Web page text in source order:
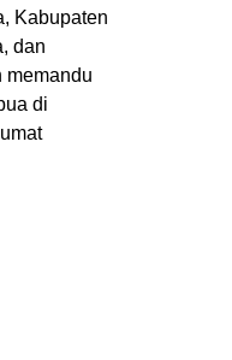
Kabupaten
dan
memandu
di